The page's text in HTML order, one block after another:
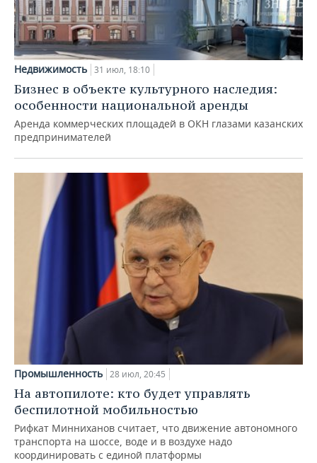
Недвижимость 31 июл, 18:10
Бизнес в объекте культурного наследия:
особенности национальной аренды
Аренда коммерческих площадей в ОКН глазами казанских
предпринимателей
Промышленность 28 июл, 20:45
На автопилоте: кто будет управлять
беспилотной мобильностью
Рифкат Минниханов считает, что движение автономного
транспорта на шоссе, воде и в воздухе надо
координировать с единой платформы